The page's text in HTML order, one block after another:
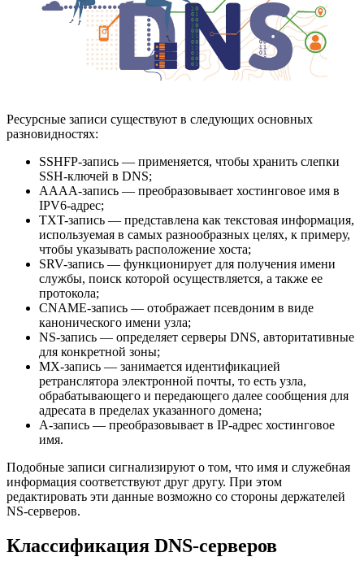
Ресурсные записи существуют в следующих основных
разновидностях:
SSHFP-запись — применяется, чтобы хранить слепки
SSH-ключей в DNS;
AAAA-запись — преобразовывает хостинговое имя в
IPV6-адрес;
TXT-запись — представлена как текстовая информация,
используемая в самых разнообразных целях, к примеру,
чтобы указывать расположение хоста;
SRV-запись — функционирует для получения имени
службы, поиск которой осуществляется, а также ее
протокола;
CNAME-запись — отображает псевдоним в виде
канонического имени узла;
NS-запись — определяет серверы DNS, авторитативные
для конкретной зоны;
MX-запись — занимается идентификацией
ретранслятора электронной почты, то есть узла,
обрабатывающего и передающего далее сообщения для
адресата в пределах указанного домена;
A-запись — преобразовывает в IP-адрес хостинговое
имя.
Подобные записи сигнализируют о том, что имя и служебная
информация соответствуют друг другу. При этом
редактировать эти данные возможно со стороны держателей
NS-серверов.
Классификация DNS-серверов